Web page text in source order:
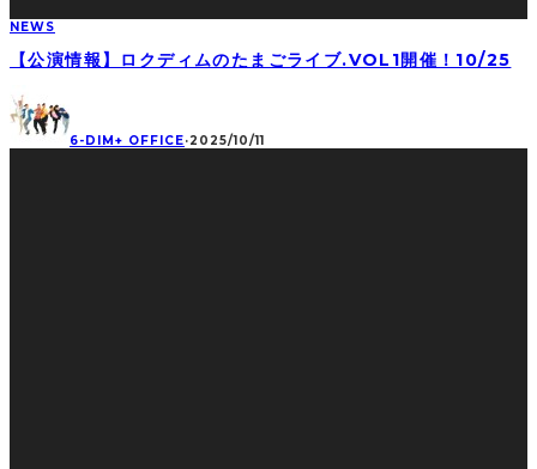
NEWS
【公演情報】ロクディムのたまごライブ.VOL1開催！10/25
6-DIM+ OFFICE·2025/10/11